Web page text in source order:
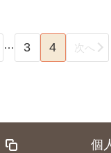
… 3 4 次へ
個